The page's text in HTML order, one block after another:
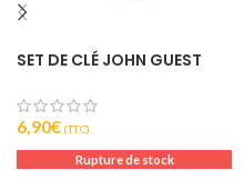
SET DE CLÉ JOHN GUEST
6,90€ (T.T.C).
Rupture de stock